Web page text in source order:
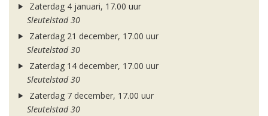
Zaterdag 4 januari, 17.00 uur
Sleutelstad 30
Zaterdag 21 december, 17.00 uur
Sleutelstad 30
Zaterdag 14 december, 17.00 uur
Sleutelstad 30
Zaterdag 7 december, 17.00 uur
Sleutelstad 30